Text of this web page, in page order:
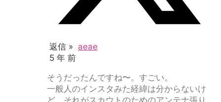
返信 » aeae
5 年 前
そうだったんですね〜。すごい。
一般人のインスタみた経緯は分からないけ
ど、それがスカウトのためのアンテナ張り